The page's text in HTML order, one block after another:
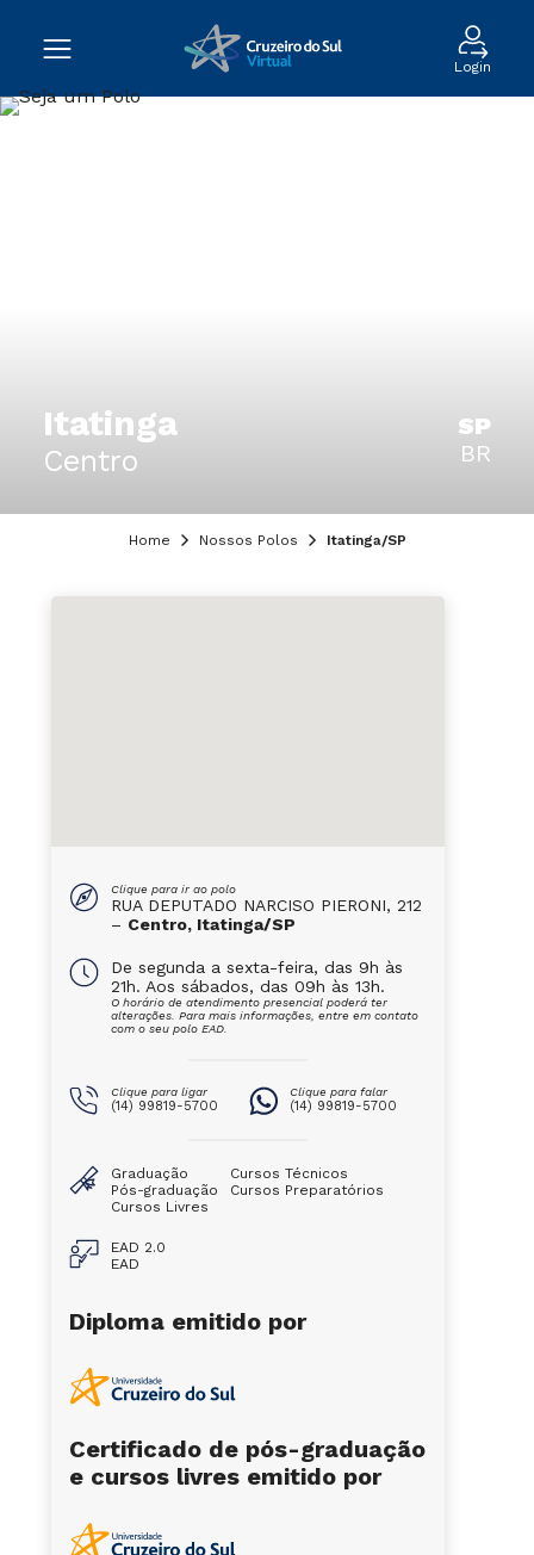
Login
Itatinga
Centro
SP
BR
Home Nossos Polos Itatinga/SP
Clique para ir ao polo
RUA DEPUTADO NARCISO PIERONI, 212
– Centro, Itatinga/SP
De segunda a sexta-feira, das 9h às
21h. Aos sábados, das 09h às 13h.
O horário de atendimento presencial poderá ter
alterações. Para mais informações, entre em contato
com o seu polo EAD.
Clique para ligar
(14) 99819-5700
Clique para falar
(14) 99819-5700
Graduação
Pós-graduação
Cursos Livres
Cursos Técnicos
Cursos Preparatórios
EAD 2.0
EAD
Diploma emitido por
Certificado de pós-graduação
e cursos livres emitido por